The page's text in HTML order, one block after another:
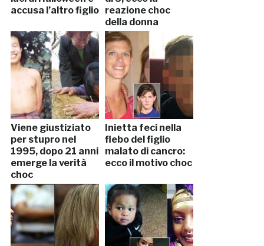
accusa l’altro figlio reazione choc
della donna
Viene giustiziato
per stupro nel
1995, dopo 21 anni
emerge la verità
choc
Inietta feci nella
flebo del figlio
malato di cancro:
ecco il motivo choc